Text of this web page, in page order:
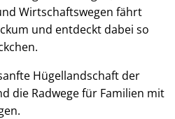
Wirtschaftswegen fährt
und entdeckt dabei so
Hügellandschaft der
die Radwege für Familien mit